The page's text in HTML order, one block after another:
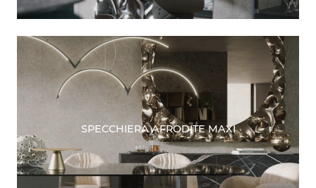
SPECCHIERA AFRODITE MAXI